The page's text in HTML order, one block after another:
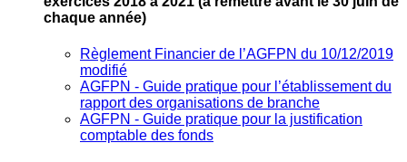
chaque année)
Règlement Financier de l’AGFPN du 10/12/2019
modifié
AGFPN ‐ Guide pratique pour l’établissement du
rapport des organisations de branche
AGFPN ‐ Guide pratique pour la justification
comptable des fonds